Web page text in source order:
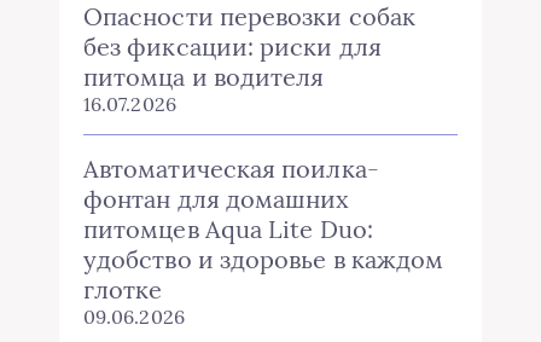
Опасности перевозки собак
без фиксации: риски для
питомца и водителя
16.07.2026
Автоматическая поилка-
фонтан для домашних
питомцев Aqua Lite Duo:
удобство и здоровье в каждом
глотке
09.06.2026